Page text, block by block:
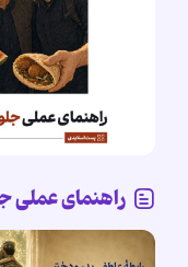
راهنمای عملی